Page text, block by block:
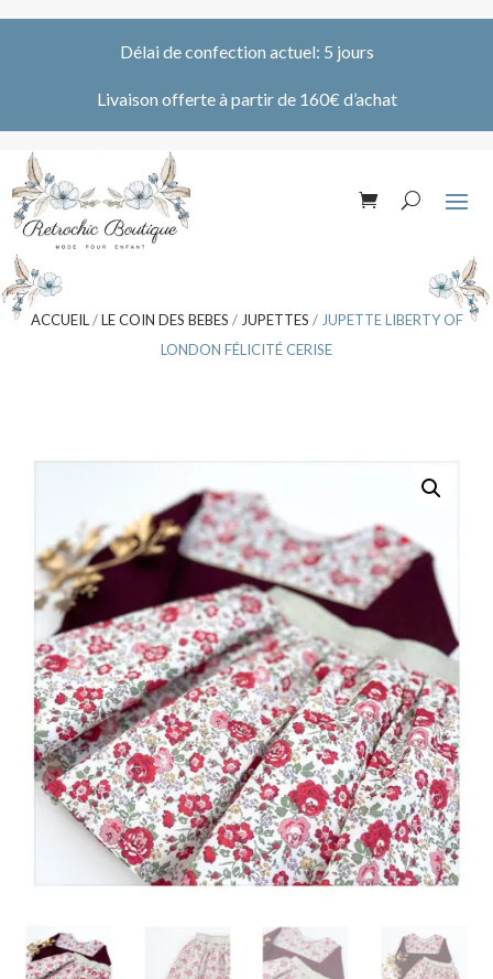
Délai de confection actuel: 5 jours
Livaison offerte à partir de 160€ d’achat
ACCUEIL /LE COIN DES BEBES / JUPETTES / JUPETTE LIBERTY OF
LONDON FÉLICITÉ CERISE